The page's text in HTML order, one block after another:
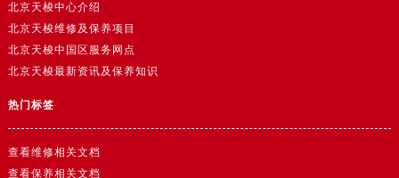
北京天梭中心介绍
北京天梭维修及保养项目
北京天梭中国区服务网点
北京天梭最新资讯及保养知识
热门标签
查看维修相关文档
查看保养相关文档